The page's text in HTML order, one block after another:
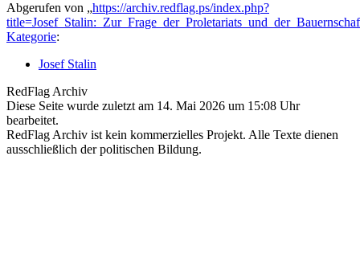
Abgerufen von „https://archiv.redflag.ps/index.php?
Kategorie:
Josef Stalin
RedFlag Archiv
Diese Seite wurde zuletzt am 14. Mai 2026 um 15:08 Uhr
bearbeitet.
RedFlag Archiv ist kein kommerzielles Projekt. Alle Texte dienen
ausschließlich der politischen Bildung.